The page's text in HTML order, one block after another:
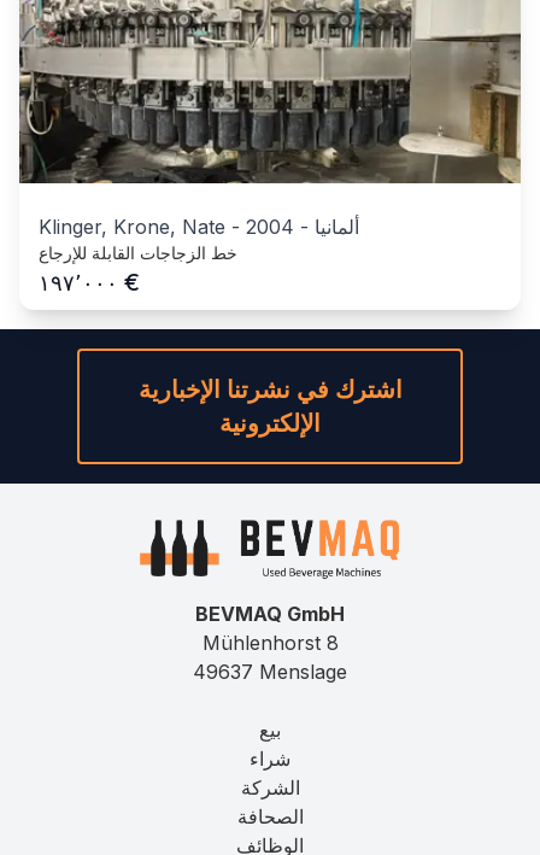
Klinger, Krone, Nate - 2004 - ألمانيا
خط الزجاجات القابلة للإرجاع
١٩٧٬٠٠٠ €
اشترك في نشرتنا الإخبارية
الإلكترونية
BEVMAQ GmbH
Mühlenhorst 8
49637 Menslage
بيع
شراء
الشركة
الصحافة
الوظائف